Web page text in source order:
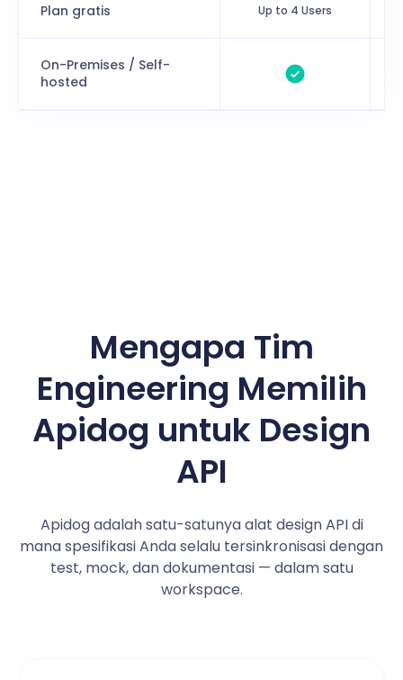
Plan gratis Up to 4 Users
On-Premises / Self-
hosted
Mengapa Tim
Engineering Memilih
Apidog untuk Design
API
Apidog adalah satu-satunya alat design API di
mana spesifikasi Anda selalu tersinkronisasi dengan
test, mock, dan dokumentasi — dalam satu
workspace.